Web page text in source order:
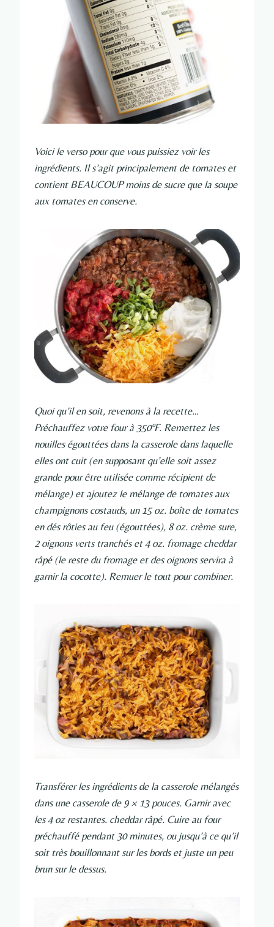
Voici le verso pour que vous puissiez voir les
ingrédients. Il s’agit principalement de tomates et
contient BEAUCOUP moins de sucre que la soupe
aux tomates en conserve.
Quoi qu’il en soit, revenons à la recette…
Préchauffez votre four à 350ºF. Remettez les
nouilles égouttées dans la casserole dans laquelle
elles ont cuit (en supposant qu’elle soit assez
grande pour être utilisée comme récipient de
mélange) et ajoutez le mélange de tomates aux
champignons costauds, un 15 oz. boîte de tomates
en dés rôties au feu (égouttées), 8 oz. crème sure,
2 oignons verts tranchés et 4 oz. fromage cheddar
râpé (le reste du fromage et des oignons servira à
garnir la cocotte). Remuer le tout pour combiner.
Transférer les ingrédients de la casserole mélangés
dans une casserole de 9 × 13 pouces. Garnir avec
les 4 oz restantes. cheddar râpé. Cuire au four
préchauffé pendant 30 minutes, ou jusqu’à ce qu’il
soit très bouillonnant sur les bords et juste un peu
brun sur le dessus.